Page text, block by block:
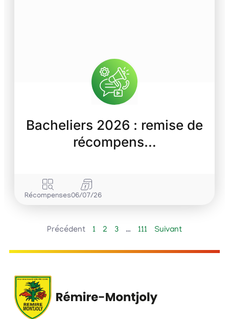
Bacheliers 2026 : remise de
récompens…
Récompenses06/07/26
Précédent 1 2 3 … 111 Suivant